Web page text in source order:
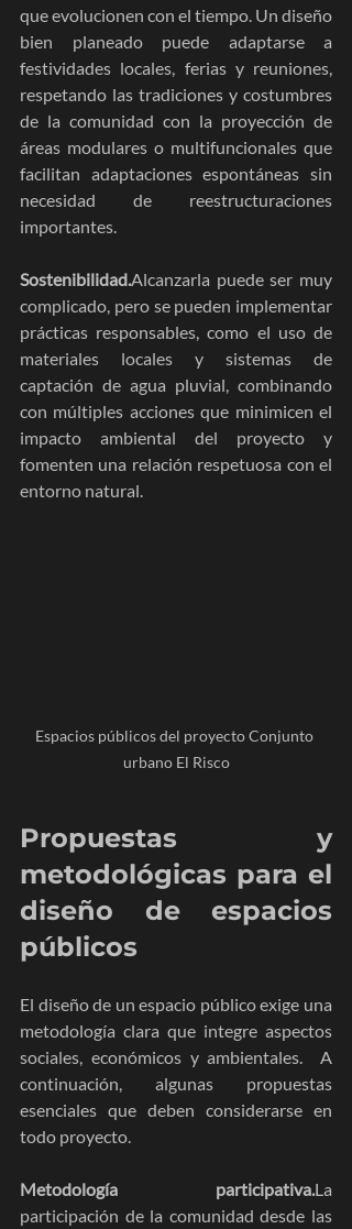
que evolucionen con el tiempo. Un diseño
bien planeado puede adaptarse a
festividades locales, ferias y reuniones,
respetando las tradiciones y costumbres
de la comunidad con la proyección de
áreas modulares o multifuncionales que
facilitan adaptaciones espontáneas sin
necesidad de reestructuraciones
importantes.
Sostenibilidad.Alcanzarla puede ser muy
complicado, pero se pueden implementar
prácticas responsables, como el uso de
materiales locales y sistemas de
captación de agua pluvial, combinando
con múltiples acciones que minimicen el
impacto ambiental del proyecto y
fomenten una relación respetuosa con el
entorno natural.
Espacios públicos del proyecto Conjunto
urbano El Risco
Propuestas y
metodológicas para el
diseño de espacios
públicos
El diseño de un espacio público exige una
metodología clara que integre aspectos
sociales, económicos y ambientales.  A
continuación, algunas propuestas
esenciales que deben considerarse en
todo proyecto.
Metodología participativa.La
participación de la comunidad desde las